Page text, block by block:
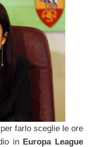
farlo sceglie le ore
in Europa League